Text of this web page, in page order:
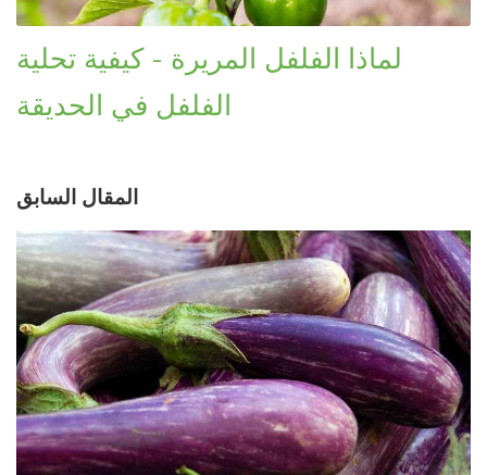
لماذا الفلفل المريرة - كيفية تحلية
الفلفل في الحديقة
المقال السابق